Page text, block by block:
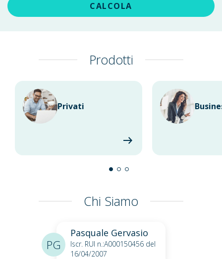
CALCOLA
Prodotti
Privati
Chi Siamo
Pasquale Gervasio
Iscr. RUI n.:A000150456 del
16/04/2007
PG